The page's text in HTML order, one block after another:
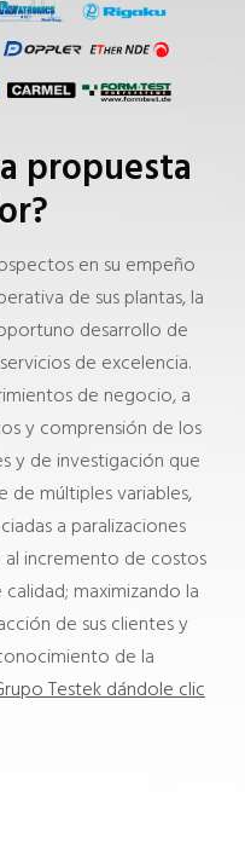
propuesta
en su empeño
de sus plantas, la
desarrollo de
de excelencia.
de negocio, a
y comprensión de los
y de investigación que
múltiples variables,
a paralizaciones
incremento de costos
maximizando la
de sus clientes y
de la
Testek dándole clic